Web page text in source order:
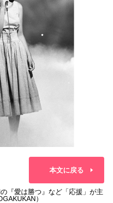
本文に戻る
『愛は勝つ』など「応援」が主
）